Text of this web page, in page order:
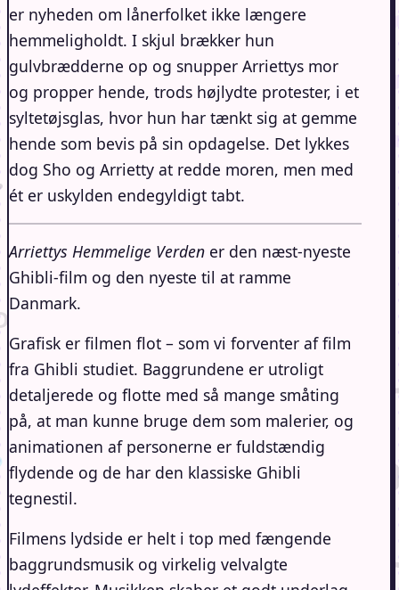
er nyheden om lånerfolket ikke længere
hemmeligholdt. I skjul brækker hun
gulvbrædderne op og snupper Arriettys mor
og propper hende, trods højlydte protester, i et
syltetøjsglas, hvor hun har tænkt sig at gemme
hende som bevis på sin opdagelse. Det lykkes
dog Sho og Arrietty at redde moren, men med
ét er uskylden endegyldigt tabt.
Arriettys Hemmelige Verden er den næst-nyeste
Ghibli-film og den nyeste til at ramme
Danmark.
Grafisk er filmen flot – som vi forventer af film
fra Ghibli studiet. Baggrundene er utroligt
detaljerede og flotte med så mange småting
på, at man kunne bruge dem som malerier, og
animationen af personerne er fuldstændig
flydende og de har den klassiske Ghibli
tegnestil.
Filmens lydside er helt i top med fængende
baggrundsmusik og virkelig velvalgte